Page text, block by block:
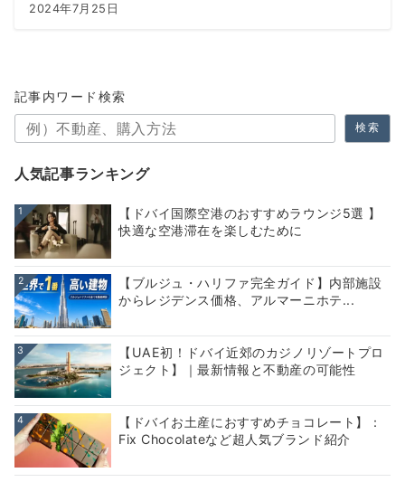
2024年7月25日
記事内ワード検索
検索
人気記事ランキング
1
【ドバイ国際空港のおすすめラウンジ5選 】
快適な空港滞在を楽しむために
2
【ブルジュ・ハリファ完全ガイド】内部施設
からレジデンス価格、アルマーニホテ...
3
【UAE初！ドバイ近郊のカジノリゾートプロ
ジェクト】｜最新情報と不動産の可能性
4
【ドバイお土産におすすめチョコレート】：
Fix Chocolateなど超人気ブランド紹介